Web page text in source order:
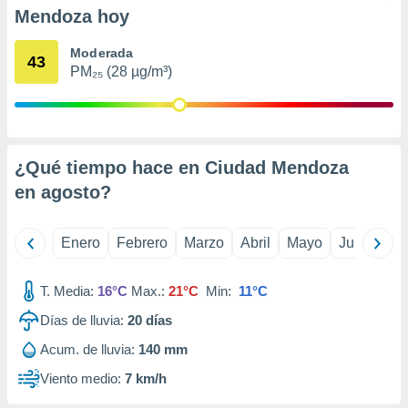
su
datos
momento
en
un
o acceder
datos
Mendoza hoy
43 Moderada
PM₂₅ (28 µg/m³)
¿Qué tiempo hace en Ciudad Mendoza
en agosto?
Enero Febrero Marzo Abril Mayo Junio
T. Media: 16°C Max.: 21°C Min: 11°C
Días de lluvia: 20 días
Acum. de lluvia: 140 mm
Viento medio: 7 km/h